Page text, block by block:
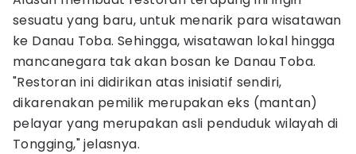
sesuatu yang baru, untuk menarik para wisatawan
ke Danau Toba. Sehingga, wisatawan lokal hingga
mancanegara tak akan bosan ke Danau Toba.
"Restoran ini didirikan atas inisiatif sendiri,
dikarenakan pemilik merupakan eks (mantan)
pelayar yang merupakan asli penduduk wilayah di
Tongging," jelasnya.